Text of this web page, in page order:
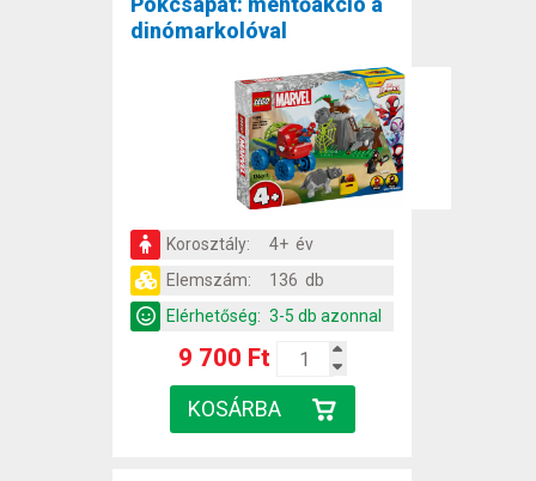
dinómarkolóval
Korosztály:
4+ év
Elemszám:
136 db
Elérhetőség: 3-5 db azonnal
9 700 Ft